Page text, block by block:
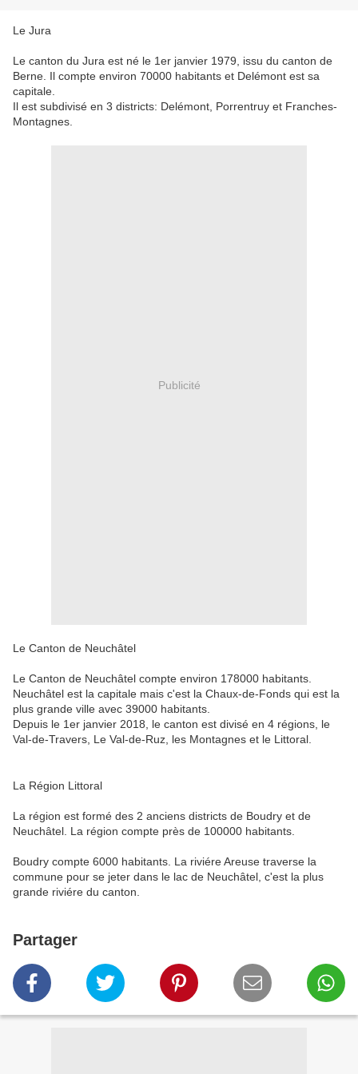
Le Jura
Le canton du Jura est né le 1er janvier 1979, issu du canton de
Berne. Il compte environ 70000 habitants et Delémont est sa
capitale.
Il est subdivisé en 3 districts: Delémont, Porrentruy et Franches-
Montagnes.
Publicité
Le Canton de Neuchâtel
Le Canton de Neuchâtel compte environ 178000 habitants.
Neuchâtel est la capitale mais c'est la Chaux-de-Fonds qui est la
plus grande ville avec 39000 habitants.
Depuis le 1er janvier 2018, le canton est divisé en 4 régions, le
Val-de-Travers, Le Val-de-Ruz, les Montagnes et le Littoral.
La Région Littoral
La région est formé des 2 anciens districts de Boudry et de
Neuchâtel. La région compte près de 100000 habitants.
Boudry compte 6000 habitants. La riviére Areuse traverse la
commune pour se jeter dans le lac de Neuchâtel, c'est la plus
grande riviére du canton.
Partager